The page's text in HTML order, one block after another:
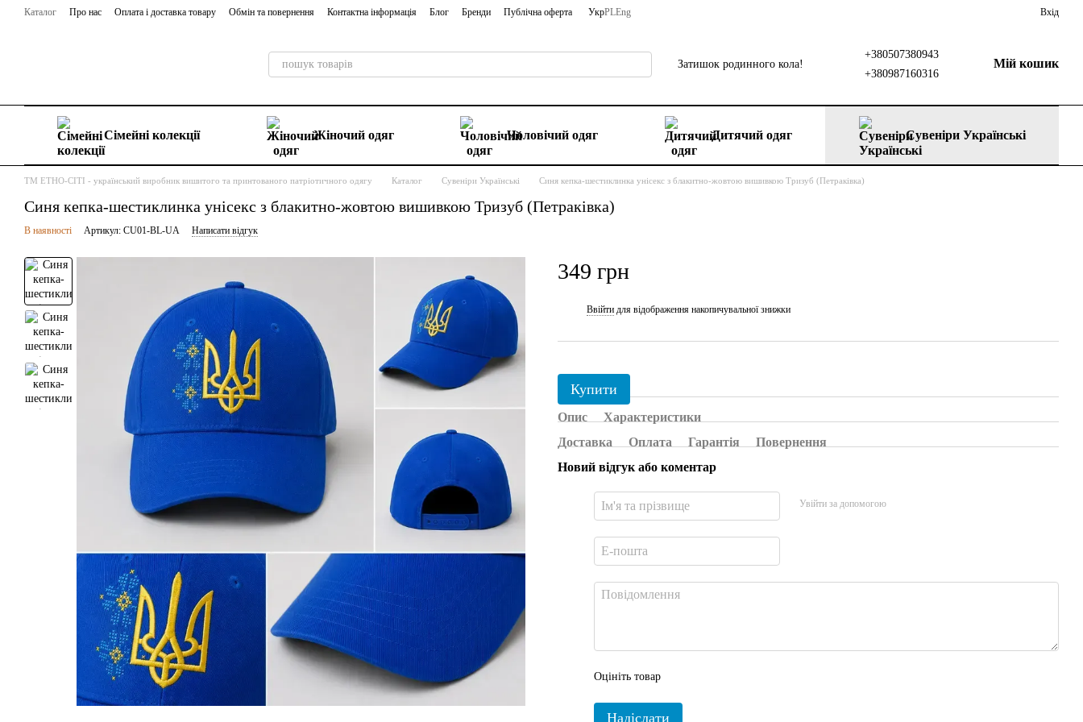
Перейти до основного контенту
Каталог Про нас Оплата і доставка товару Обмін та повернення Контактна інформація Блог Бренди Публічна оферта УкрPLEng Вхід
Затишок родинного кола!
+380507380943
+380987160316
Мій кошик
Сімейні колекції Жіночий одяг Чоловічий одяг Дитячий одяг Сувеніри Українські
ТМ ЕТНО-СІТІ - український виробник вишитого та принтованого патріотичного одягу Каталог Сувеніри Українські Синя кепка-шестиклинка унісекс з блакитно-жовтою вишивкою Тризуб (Петраківка)
Синя кепка-шестиклинка унісекс з блакитно-жовтою вишивкою Тризуб (Петраківка)
В наявності Артикул: CU01-BL-UA Написати відгук
349 грн
Ввійти для відображення накопичувальної знижки
Купити
Опис
Характеристики
Доставка
Оплата Гарантія
Повернення
Новий відгук або коментар
Увійти за допомогою
Оцініть товар
Надіслати